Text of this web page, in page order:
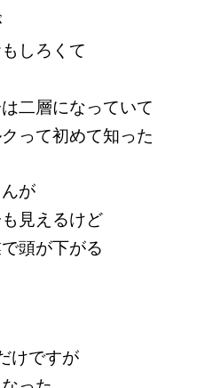
しろくて
二層になっていて
って初めて知った
が
見えるけど
頭が下がる
けですが